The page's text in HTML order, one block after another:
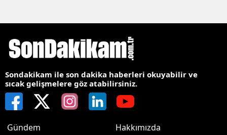
Sondakikam ile son dakika haberleri okuyabilir ve
sıcak gelişmelere göz atabilirsiniz.
Gündem
Hakkımızda